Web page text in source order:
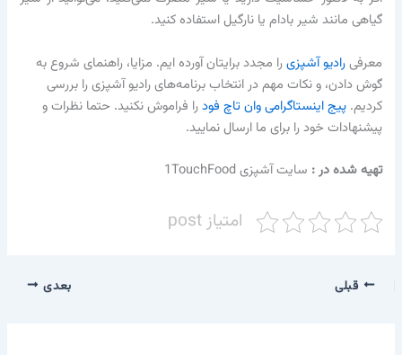
گیاهی مانند شیر بادام یا نارگیل استفاده کنید.
معرفیرادیو آشپزیرا مجدد برایتان آورده ایم. مزایا، راهنمای شروع به
گوش دادن، و نکات مهم در انتخاب برنامه‌های رادیو آشپزی را بررسی
کردیم.پیج اینستاگرامی وان تاچ فودرا فراموش نکنید. حتما نظرات و
پیشنهادات خود را برای ما ارسال نمایید.
تهیه شده در :‌ سایت آشپزی 1TouchFood
امتیاز post
قبلی بعدی